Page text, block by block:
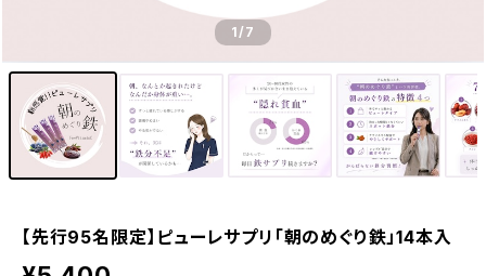
1/7
【先行95名限定】ピューレサプリ「朝のめぐり鉄」14本入